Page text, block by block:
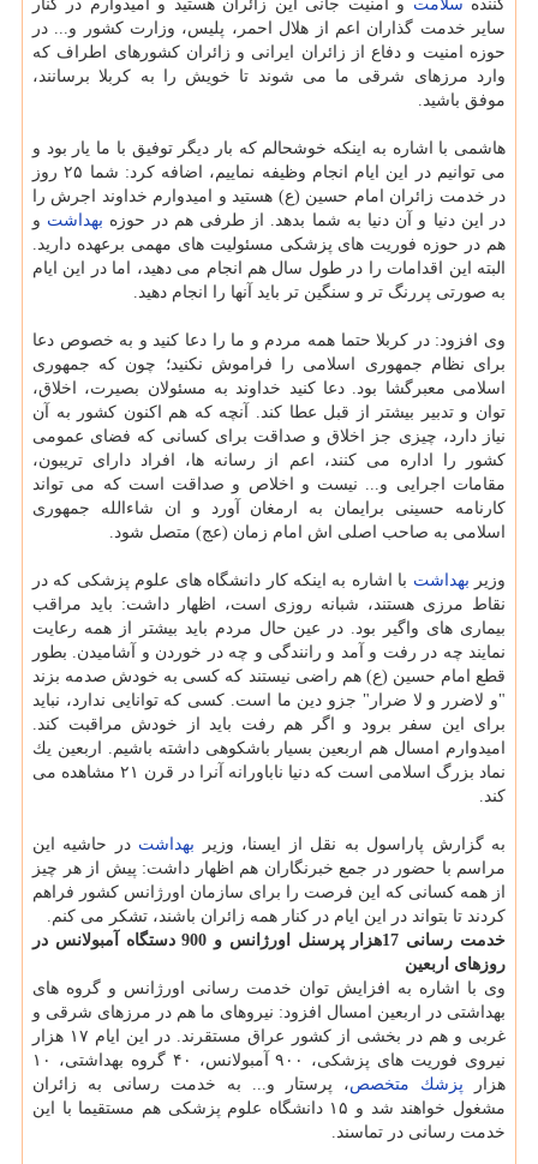
كننده سلامت و امنیت جانی این زائران هستید و امیدوارم در كنار
سایر خدمت گذاران اعم از هلال احمر، پلیس، وزارت كشور و... در
حوزه امنیت و دفاع از زائران ایرانی و زائران كشورهای اطراف كه
وارد مرزهای شرقی ما می شوند تا خویش را به كربلا برسانند،
موفق باشید.
هاشمی با اشاره به اینكه خوشحالم كه بار دیگر توفیق با ما یار بود و
می توانیم در این ایام انجام وظیفه نماییم، اضافه كرد: شما ۲۵ روز
در خدمت زائران امام حسین (ع) هستید و امیدوارم خداوند اجرش را
در این دنیا و آن دنیا به شما بدهد. از طرفی هم در حوزه بهداشت و
هم در حوزه فوریت های پزشكی مسئولیت های مهمی برعهده دارید.
البته این اقدامات را در طول سال هم انجام می دهید، اما در این ایام
به صورتی پررنگ تر و سنگین تر باید آنها را انجام دهید.
وی افزود: در كربلا حتما همه مردم و ما را دعا كنید و به خصوص دعا
برای نظام جمهوری اسلامی را فراموش نكنید؛ چون كه جمهوری
اسلامی معبرگشا بود. دعا كنید خداوند به مسئولان بصیرت، اخلاق،
توان و تدبیر بیشتر از قبل عطا كند. آنچه كه هم اكنون كشور به آن
نیاز دارد، چیزی جز اخلاق و صداقت برای كسانی كه فضای عمومی
كشور را اداره می كنند، اعم از رسانه ها، افراد دارای تریبون،
مقامات اجرایی و... نیست و اخلاص و صداقت است كه می تواند
كارنامه حسینی برایمان به ارمغان آورد و ان شاءالله جمهوری
اسلامی به صاحب اصلی اش امام زمان (عج) متصل شود.
وزیر بهداشت با اشاره به اینكه كار دانشگاه های علوم پزشكی كه در
نقاط مرزی هستند، شبانه روزی است، اظهار داشت: باید مراقب
بیماری های واگیر بود. در عین حال مردم باید بیشتر از همه رعایت
نمایند چه در رفت و آمد و رانندگی و چه در خوردن و آشامیدن. بطور
قطع امام حسین (ع) هم راضی نیستند كه كسی به خودش صدمه بزند
"و لاضرر و لا ضرار" جزو دین ما است. كسی كه توانایی ندارد، نباید
برای این سفر برود و اگر هم رفت باید از خودش مراقبت كند.
امیدوارم امسال هم اربعین بسیار باشكوهی داشته باشیم. اربعین یك
نماد بزرگ اسلامی است كه دنیا ناباورانه آنرا در قرن ۲۱ مشاهده می
كند.
به گزارش پاراسول به نقل از ایسنا، وزیر بهداشت در حاشیه این
مراسم با حضور در جمع خبرنگاران هم اظهار داشت: پیش از هر چیز
از همه كسانی كه این فرصت را برای سازمان اورژانس كشور فراهم
كردند تا بتواند در این ایام در كنار همه زائران باشند، تشكر می كنم.
خدمت رسانی 17هزار پرسنل اورژانس و 900 دستگاه آمبولانس در
روزهای اربعین
وی با اشاره به افزایش توان خدمت رسانی اورژانس و گروه های
بهداشتی در اربعین امسال افزود: نیروهای ما هم در مرزهای شرقی و
غربی و هم در بخشی از كشور عراق مستقرند. در این ایام ۱۷ هزار
نیروی فوریت های پزشكی، ۹۰۰ آمبولانس، ۴۰ گروه بهداشتی، ۱۰
هزار پزشك متخصص، پرستار و... به خدمت رسانی به زائران
مشغول خواهند شد و ۱۵ دانشگاه علوم پزشكی هم مستقیما با این
خدمت رسانی در تماسند.